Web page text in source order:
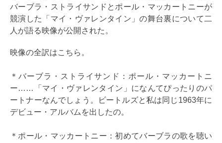
バーブラ・ストライサンドとポール・マッカートニーが
競演した「マイ・ヴァレンタイン」の舞台裏について二
人が語る映像が公開された。
映像の全訳はこちら。
＊バーブラ・ストライサンド：ポール・マッカートニ
ー……「マイ・ヴァレンタイン」になんてぴったりのパ
ートナーなんでしょう。ビートルズと私は同じ1963年に
デビュー・アルバムを出したの。
＊ポール・マッカートニー：初めてバーブラの歌を聴い